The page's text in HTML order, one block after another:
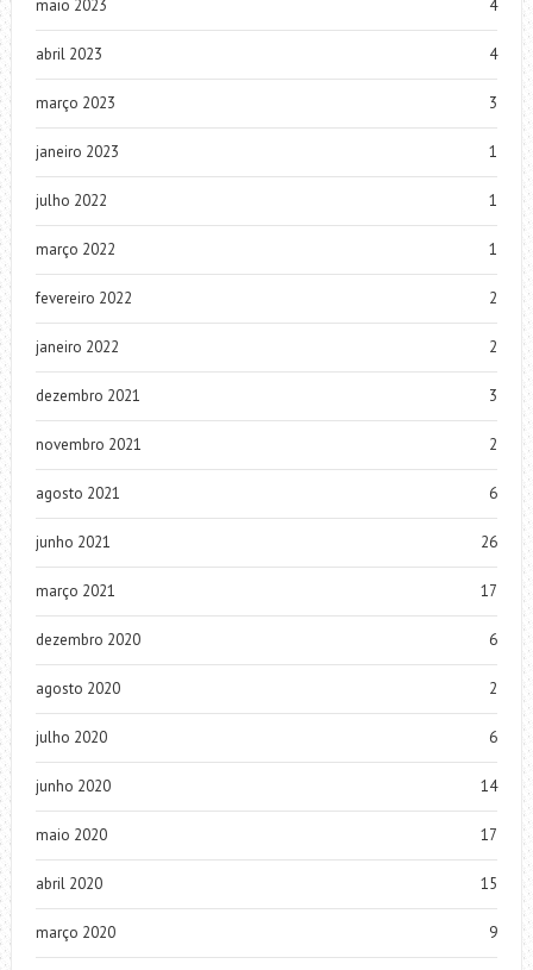
maio 2023 4
abril 2023 4
março 2023 3
janeiro 2023 1
julho 2022 1
março 2022 1
fevereiro 2022 2
janeiro 2022 2
dezembro 2021 3
novembro 2021 2
agosto 2021 6
junho 2021 26
março 2021 17
dezembro 2020 6
agosto 2020 2
julho 2020 6
junho 2020 14
maio 2020 17
abril 2020 15
março 2020 9